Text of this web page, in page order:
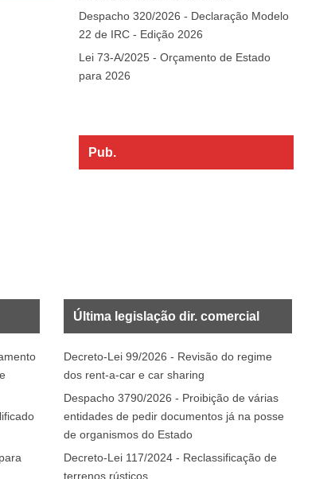
Despacho 320/2026 - Declaração Modelo
22 de IRC - Edição 2026
Lei 73-A/2025 - Orçamento de Estado
para 2026
Pub.
Última legislação dir. comercial
Decreto-Lei 99/2026 - Revisão do regime
dos rent-a-car e car sharing
Despacho 3790/2026 - Proibição de várias
entidades de pedir documentos já na posse
de organismos do Estado
Decreto-Lei 117/2024 - Reclassificação de
terrenos rústicos